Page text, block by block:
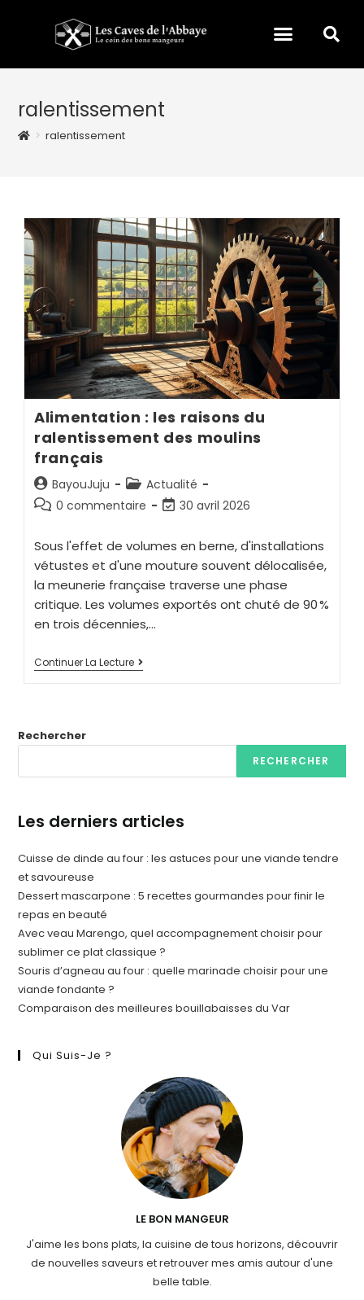
ralentissement
> ralentissement
Alimentation : les raisons du
ralentissement des moulins
français
BayouJuju
Actualité
0 commentaire
30 avril 2026
Sous l'effet de volumes en berne, d'installations
vétustes et d'une mouture souvent délocalisée,
la meunerie française traverse une phase
critique. Les volumes exportés ont chuté de 90 %
en trois décennies,…
Continuer La Lecture
Rechercher
RECHERCHER
Les derniers articles
Cuisse de dinde au four : les astuces pour une viande tendre
et savoureuse
Dessert mascarpone : 5 recettes gourmandes pour finir le
repas en beauté
Avec veau Marengo, quel accompagnement choisir pour
sublimer ce plat classique ?
Souris d’agneau au four : quelle marinade choisir pour une
viande fondante ?
Comparaison des meilleures bouillabaisses du Var
Qui Suis-Je ?
LE BON MANGEUR
J'aime les bons plats, la cuisine de tous horizons, découvrir
de nouvelles saveurs et retrouver mes amis autour d'une
belle table.